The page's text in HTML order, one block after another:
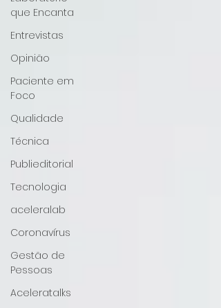
que Encanta
Entrevistas
Opinião
Paciente em
Foco
Qualidade
Técnica
Publieditorial
Tecnologia
aceleralab
Coronavírus
Gestão de
Pessoas
Aceleratalks